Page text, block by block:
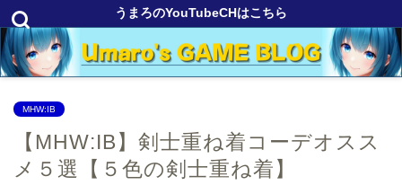
うまろのYouTubeCHはこちら
MHW:IB
【MHW:IB】剣士重ね着コーデオスス
メ５選【５色の剣士重ね着】